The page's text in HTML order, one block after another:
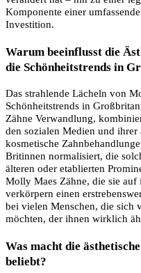
Komponente einer
Investition.
Warum beeinflusst die
die Schönheitstrends in
Das strahlende Lächeln von
Schönheitstrends in
Zähne Verwandlung,
den sozialen Medien und
kosmetische
Britinnen normalisiert, die
älteren oder etablierten
Molly Maes Zähne, die sie auf
verkörpern einen
bei vielen Menschen, die sich
möchten, der ihnen wirklich
Was macht die
beliebt?